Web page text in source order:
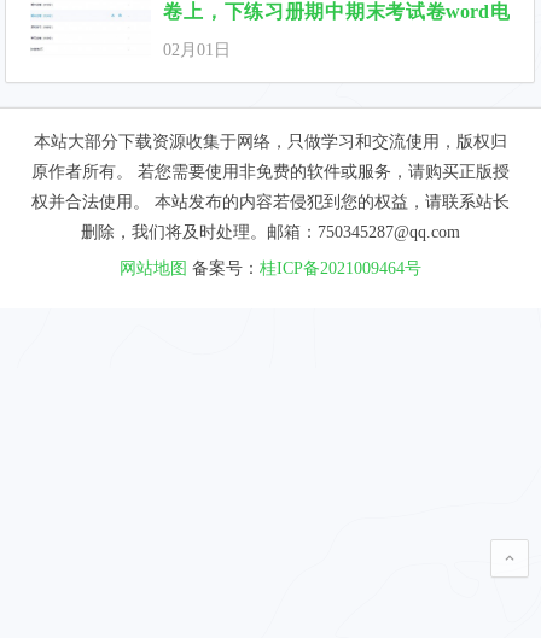
卷上，下练习册期中期末考试卷word电
子版
02月01日
本站大部分下载资源收集于网络，只做学习和交流使用，版权归
原作者所有。 若您需要使用非免费的软件或服务，请购买正版授
权并合法使用。 本站发布的内容若侵犯到您的权益，请联系站长
删除，我们将及时处理。邮箱：750345287@qq.com
网站地图 备案号： 桂ICP备2021009464号